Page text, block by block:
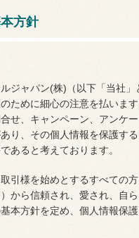
方針
ジャパン(株)（以下「当社」
ために細心の注意を払いま
せ、キャンペーン、アンケ
り、その個人情報を保護す
あると考えております。
引様を始めとするすべての
から信頼され、愛され、自
本方針を定め、個人情報保